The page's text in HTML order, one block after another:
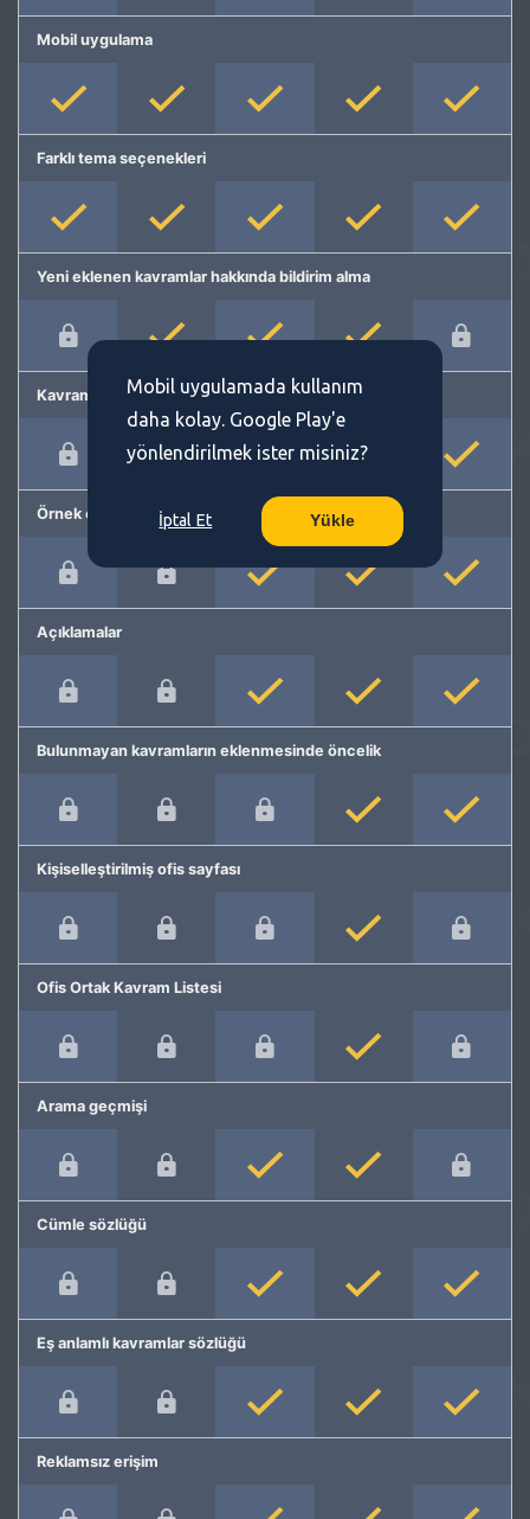
Mobil uygulama
Farklı tema seçenekleri
Yeni eklenen kavramlar hakkında bildirim alma
Kavram önerme
Örnek cümleler
Açıklamalar
Bulunmayan kavramların eklenmesinde öncelik
Kişiselleştirilmiş ofis sayfası
Ofis Ortak Kavram Listesi
Arama geçmişi
Cümle sözlüğü
Eş anlamlı kavramlar sözlüğü
Reklamsız erişim
Mobil uygulamada kullanım
daha kolay. Google Play'e
yönlendirilmek ister misiniz?
İptal Et Yükle